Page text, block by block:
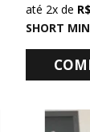
SHORT
2xde